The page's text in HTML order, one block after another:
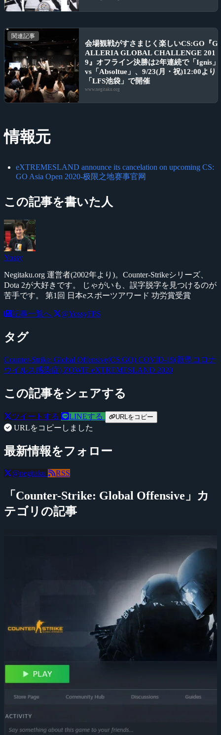
関連記事
会場観戦がすさまじく楽しいCS:GO『G
ALLERIA GLOBAL CHALLENGE 201
9』オフライン決勝は2年連続で「Ignis」
vs「Absoltue」、9/23(月・祝)12:00より
「LFS池袋」で開催
www.negitaku.org
情報元
eXTREMESLAND announce its cancelation on upcoming CS:
GO Asia Open 2020-极限之地赛事官网
この記事を書いた人
Yossy
Negitaku.org 運営者(2002年より)。Counter-Strikeシリーズ、
Dota 2が大好きです。 じゃがいも、誤字脱字を見つけるのが
苦手です。 第1回 日本eスポーツアワード 功労賞受賞
記事一覧へ @YossyFPS
タグ
Counter-Strike: Global Offensive(CS:GO) COVID-19(新型コロナ
ウイルス感染症) ZOWIE eXTREMESLAND 2020
この記事をシェアする
ツイートする LINEする URLをコピー
URLをコピーしました
最新情報をフォロー
@negitaku RSS
「Counter-Strike: Global Offensive」カ
テゴリの記事